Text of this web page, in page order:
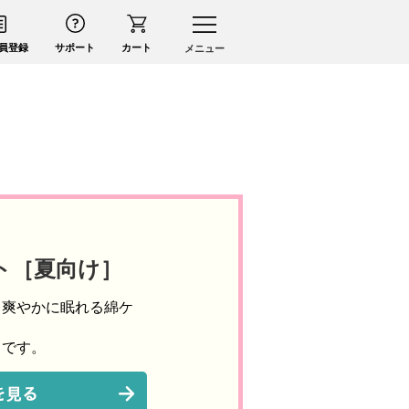
メニュー
登録 サポート カート
夏向け］
やかに眠れる綿ケ
す。